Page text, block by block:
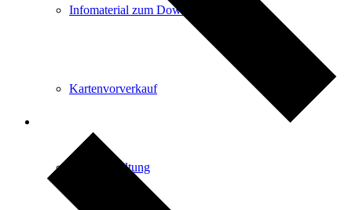
Infomaterial zum Download
Kartenvorverkauf
Stadtverwaltung